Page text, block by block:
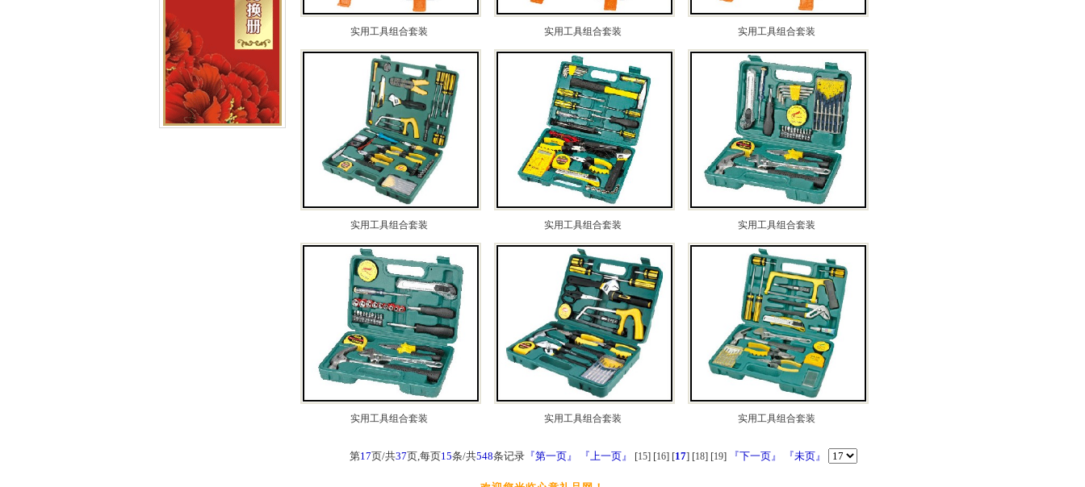
实用工具组合套装 实用工具组合套装 实用工具组合套装
实用工具组合套装 实用工具组合套装 实用工具组合套装
实用工具组合套装 实用工具组合套装 实用工具组合套装
第17页/共37页,每页15条/共548条记录『第一页』 『上一页』 [15] [16] [17] [18] [19] 『下一页』 『未页』